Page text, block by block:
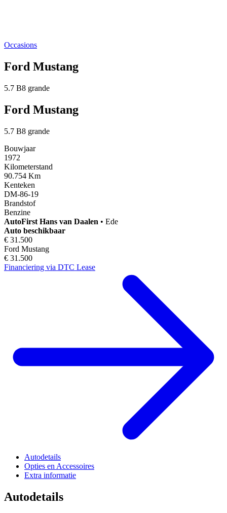
Occasions
Ford Mustang
5.7 B8 grande
Ford Mustang
5.7 B8 grande
Bouwjaar
1972
Kilometerstand
90.754 Km
Kenteken
DM-86-19
Brandstof
Benzine
AutoFirst Hans van Daalen • Ede
Auto beschikbaar
€ 31.500
Ford Mustang
€ 31.500
Financiering via DTC Lease
Autodetails
Opties en Accessoires
Extra informatie
Autodetails